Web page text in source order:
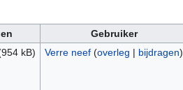
Gebruiker
kB) Verre neef (overleg | bijdragen)